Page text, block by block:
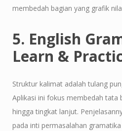
membedah bagian yang grafik
5. English
Learn &
Struktur kalimat adalah tulang
Aplikasi ini fokus membedah tata
hingga tingkat lanjut.
pada inti permasalahan